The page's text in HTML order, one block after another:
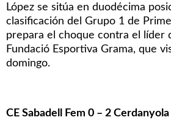
López se sitúa en duodécima
clasificación del Grupo 1 de
prepara el choque contra el líder
Fundació Esportiva Grama, que
domingo.
CE Sabadell Fem 0 – 2